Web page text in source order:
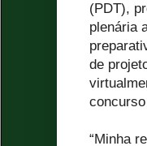
(PDT),
plenária
de
“Minha